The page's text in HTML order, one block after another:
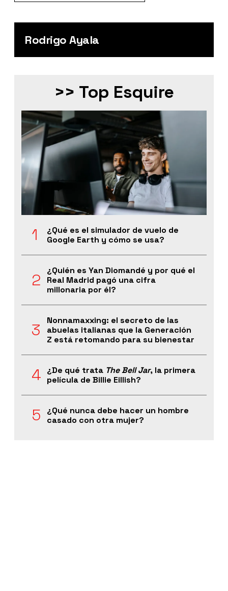
Rodrigo Ayala
>> Top Esquire
¿Qué es el simulador de vuelo de
Google Earth y cómo se usa?
¿Quién es Yan Diomandé y por qué el
Real Madrid pagó una cifra
millonaria por él?
Nonnamaxxing: el secreto de las
abuelas italianas que la Generación
Z está retomando para su bienestar
¿De qué trata The Bell Jar, la primera
película de Billie Eillish?
¿Qué nunca debe hacer un hombre
casado con otra mujer?